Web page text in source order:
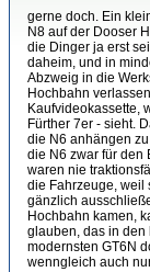
gerne doch. Ein
N8 auf der Dooser
die Dinger ja erst
daheim, und in
Abzweig in die
Hochbahn
Kaufvideokassette,
Fürther 7er - sieht.
die N6 anhängen
die N6 zwar für den
waren nie
die Fahrzeuge, weil
gänzlich
Hochbahn kamen,
glauben, das in den
modernsten GT6N
wenngleich auch